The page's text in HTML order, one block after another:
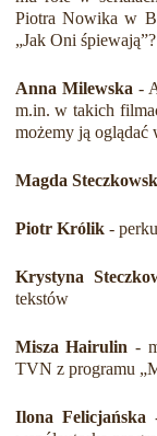
Piotra Nowika w
„Jak Oni śpiewają”?
Anna Milewska -
m.in. w takich
możemy ją oglądać
Magda
Piotr Królik-
Krystyna
tekstów
Misza Hairulin -
TVN z programu
Ilona Felicjańska